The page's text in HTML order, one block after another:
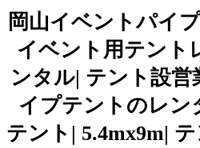
岡山イベントパイ
イベント用テント
ンタル| テント設
イプテントのレ
テント| 5.4mx9m|